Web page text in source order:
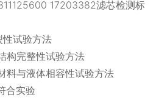
17203382滤芯检测标
性试验方法
构完整性试验方法
料与液体相容性试验方法
合实验